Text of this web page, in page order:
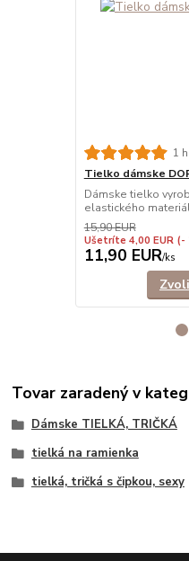
1
Tielko dámske
Dámske tielko
elastického
15,90 EUR
Ušetríte 4,00 EUR (-
11,90 EUR/ks
Tovar zaradený v
Dámske TIELKÁ, TRIČKÁ
tielká na ramienka
tielká, tričká s čipkou, sexy